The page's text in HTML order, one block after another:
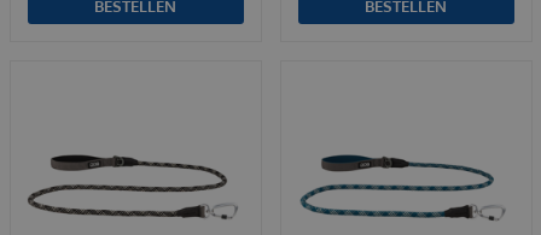
BESTELLEN BESTELLEN